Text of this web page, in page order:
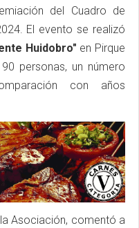
del Cuadro de
El evento se realizó
Huidobro" en Pirque
personas, un número
con años
Asociación, comentó a